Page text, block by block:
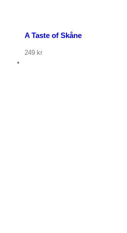
A Taste of Skåne
249 kr